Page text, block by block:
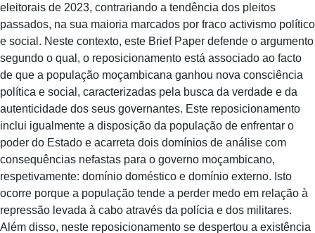
eleitorais de 2023, contrariando a tendência dos pleitos
passados, na sua maioria marcados por fraco activismo político
e social. Neste contexto, este Brief Paper defende o argumento
segundo o qual, o reposicionamento está associado ao facto
de que a população moçambicana ganhou nova consciência
política e social, caracterizadas pela busca da verdade e da
autenticidade dos seus governantes. Este reposicionamento
inclui igualmente a disposição da população de enfrentar o
poder do Estado e acarreta dois domínios de análise com
consequências nefastas para o governo moçambicano,
respetivamente: domínio doméstico e domínio externo. Isto
ocorre porque a população tende a perder medo em relação à
repressão levada à cabo através da polícia e dos militares.
Além disso, neste reposicionamento se despertou a existência